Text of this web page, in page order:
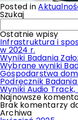
Posted in
Szukaj
Ostatnie wpisy
Infrastruktura i
w 2024 r.
Wyniki Badania
Wybrane wyniki
Gospodarstwa
Podręcznik
Wyniki Audio
Najnowsze
Brak komentarzy
Archiwa